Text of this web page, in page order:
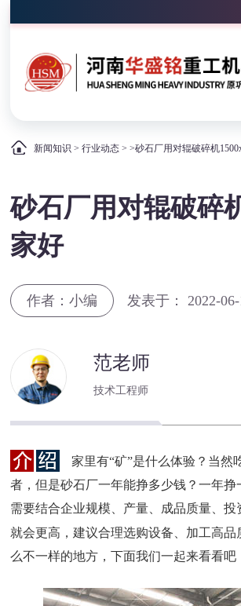
新闻知识 >行业动态 > >砂石厂用对辊破碎机
砂石厂用对辊破碎
家好
作者：小编 发表于： 2022-
范老师
技术工程师
家里有“矿”是什么体验？当
者，但是砂石厂一年能挣多少钱？一年
需要结合企业规模、产量、成品质量、
就会更高，建议合理选购设备、加工高品
么不一样的地方，下面我们一起来看看吧